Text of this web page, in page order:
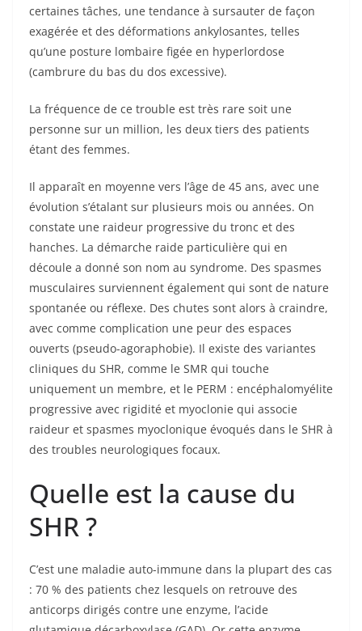
certaines tâches, une tendance à sursauter de façon
exagérée et des déformations ankylosantes, telles
qu’une posture lombaire figée en hyperlordose
(cambrure du bas du dos excessive).
La fréquence de ce trouble est très rare soit une
personne sur un million, les deux tiers des patients
étant des femmes.
Il apparaît en moyenne vers l’âge de 45 ans, avec une
évolution s’étalant sur plusieurs mois ou années. On
constate une raideur progressive du tronc et des
hanches. La démarche raide particulière qui en
découle a donné son nom au syndrome. Des spasmes
musculaires surviennent également qui sont de nature
spontanée ou réflexe. Des chutes sont alors à craindre,
avec comme complication une peur des espaces
ouverts (pseudo-agoraphobie). Il existe des variantes
cliniques du SHR, comme le SMR qui touche
uniquement un membre, et le PERM : encéphalomyélite
progressive avec rigidité et myoclonie qui associe
raideur et spasmes myoclonique évoqués dans le SHR à
des troubles neurologiques focaux.
Quelle est la cause du
SHR ?
C’est une maladie auto-immune dans la plupart des cas
: 70 % des patients chez lesquels on retrouve des
anticorps dirigés contre une enzyme, l’acide